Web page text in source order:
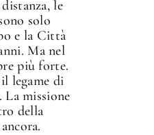
le
solo
e la Città
Ma nel
più forte.
legame di
missione
della